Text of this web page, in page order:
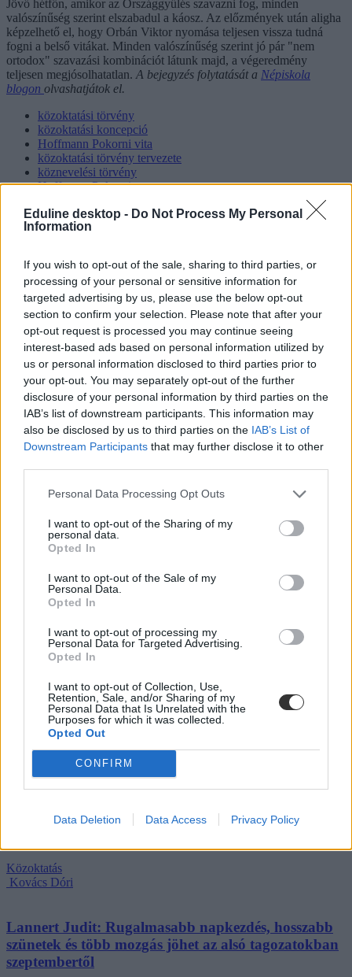
Eduline desktop - Do Not Process My Personal
Information
If you wish to opt-out of the sale, sharing to third parties, or
processing of your personal or sensitive information for
targeted advertising by us, please use the below opt-out
section to confirm your selection. Please note that after your
opt-out request is processed you may continue seeing
interest-based ads based on personal information utilized by
us or personal information disclosed to third parties prior to
your opt-out. You may separately opt-out of the further
disclosure of your personal information by third parties on the
IAB’s list of downstream participants. This information may
also be disclosed by us to third parties on the IAB’s List of
Downstream Participants that may further disclose it to other
Personal Data Processing Opt Outs
I want to opt-out of the Sharing of my
personal data.
Opted In
I want to opt-out of the Sale of my
Personal Data.
Opted In
I want to opt-out of processing my
Personal Data for Targeted Advertising.
Opted In
I want to opt-out of Collection, Use,
Retention, Sale, and/or Sharing of my
Personal Data that Is Unrelated with the
Purposes for which it was collected.
Opted Out
CONFIRM
Data Deletion Data Access Privacy Policy
Jövő hétfőn, amikor az Országgyűlés szavazni fog, minden
valószínűség szerint elszabadul a káosz. Az előzmények után aligha
képzelhető el, hogy Orbán Viktor nyomása teljesen vissza tudná
fogni a belső vitákat. Minden valószínűség szerint jó pár "nem
ortodox" szavazási kombinációt látunk majd, a végeredmény
teljesen megjósolhatatlan. A bejegyzés folytatását a Népiskola
blogon olvashatjátok el.
közoktatási törvény
közoktatási koncepció
Hoffmann Pokorni vita
közoktatási törvény tervezete
köznevelési törvény
Hoffmann Pokorni
Hozzászólások
Mi a baj a 8 osztályos általános iskolával, és mi jöhet
helyette?
A kisiskolák tanárhiánya és a kisgimnáziumok elitképzővé válása
nem elszigetelt hibák, hanem a jelenlegi oktatási szerkezet
„erővonalai”, amelyek a rendszer gyökeres reformjáért kiáltanak Dr.
egyetemi tanár szerint.
Közoktatás
Dolgoznának az egyetem mellett, mégsem
levelezős hallgatót érinthet a szabály
„Szinte bárhol voltam állásinterjún, mikor megtudták, hogy levelező
számolt be tapasztalatairól az Eduline-nak egy egyetemista. Példája
azonban korántsem egyedi: több levelezős hallgató számolt be
hasonló nehézségekről.
Campus life
Kovács Dóri
Eltörölnék a 45 perces iskola-előkészítőt, újra az
óvodák dönthetnének az iskolaérettségről
átalakulhat. Többek között ezeket a változtatásokat javasolta az
Oktatási és Gyermekügyi Minisztériumnak a Magyar
Közoktatás
Kovács Dóri
Lannert Judit: Rugalmasabb napkezdés, hosszabb
szünetek és több mozgás jöhet az alsó tagozatokban
szeptembertől